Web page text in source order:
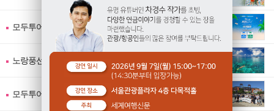
Destination
Analysis
모두투어, NH농협은행과 "NH모두트래블리적금" 출시
노랑풍선, 옐로LIVE서 "마나도 3박5일" 상품 선보여
모두투어, 이현우 해설위원과 함께하는 "MLB 직관 컨셉투